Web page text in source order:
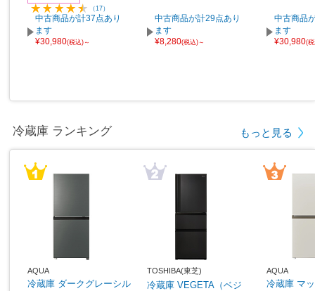
（17）
中古商品が計37点あり
ます
¥30,980(税込)～
中古商品が計29点あり
ます
¥8,280(税込)～
中古商品
ます
¥30,980(
冷蔵庫 ランキング もっと見る
AQUA
冷蔵庫 ダークグレーシル
TOSHIBA(東芝)
冷蔵庫 VEGETA（ベジ
AQUA
冷蔵庫 マットグレージュ